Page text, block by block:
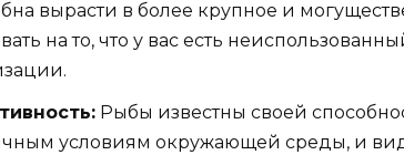
вырасти в более крупное и
на то, что у вас есть
Рыбы известны своей
условиям окружающей среды, и